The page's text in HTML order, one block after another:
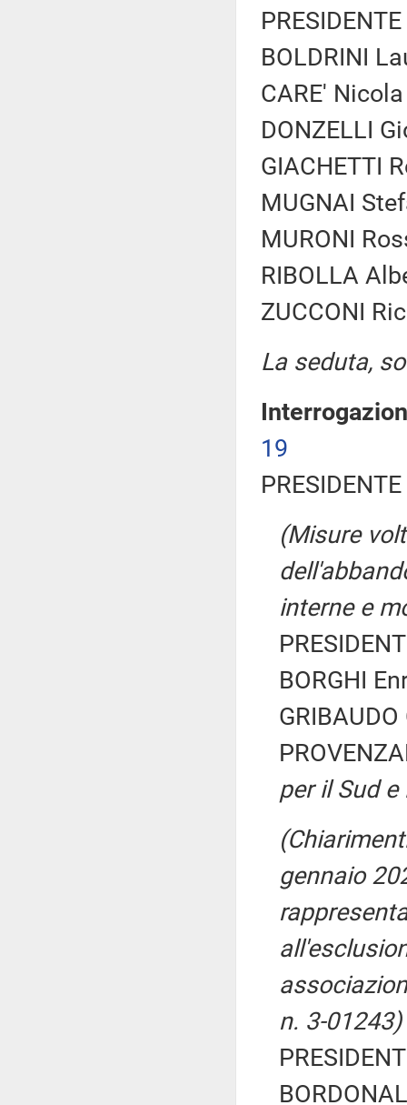
BOLDRINI
CARE'
DONZELLI
GIACHETTI
MUGNAI
MURONI
RIBOLLA
ZUCCONI
La seduta,
19
(Misure
interne e
BORGHI
per il Sud
gennaio
n. 3-01243)